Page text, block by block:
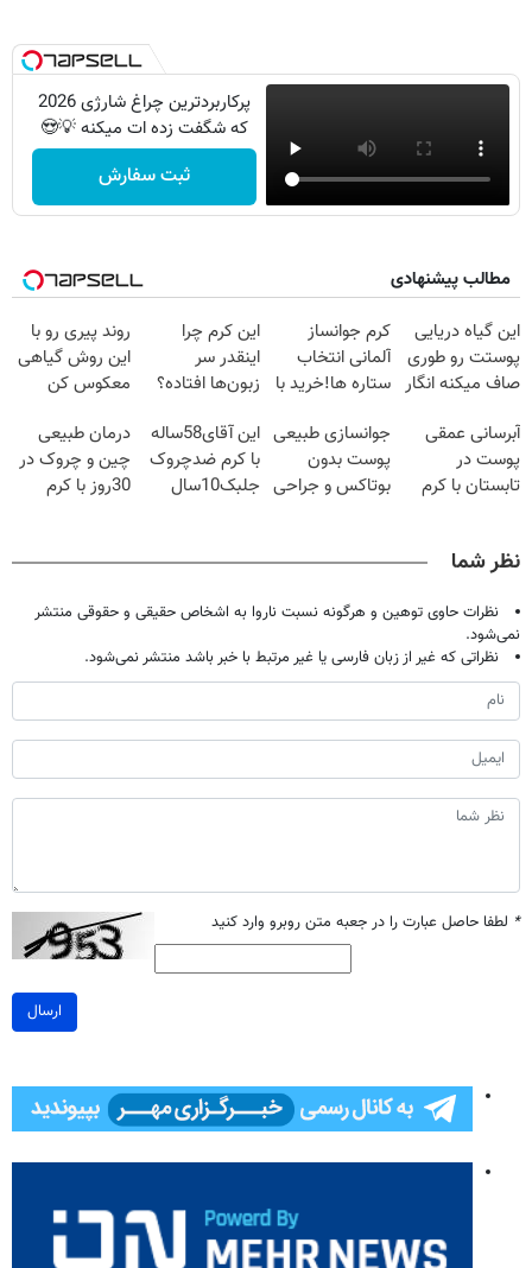
پرکاربردترین چراغ شارژی 2026
که شگفت زده ات میکنه 💡😍
ثبت سفارش
مطالب پیشنهادی
این گیاه دریایی
پوستت رو طوری
صاف میکنه انگار
شدی🔥
کرم جوانساز
آلمانی انتخاب
ستاره ها!خرید با
این کرم چرا
اینقدر سر
زبون‌ها افتاده؟
روند پیری رو با
این روش گیاهی
معکوس کن
آبرسانی عمقی
پوست در
تابستان با کرم
جوانسازی طبیعی
پوست بدون
بوتاکس و جراحی
این آقای58ساله
با کرم ضدچروک
جلبک10سال
تخفیف)
درمان طبیعی
چین و چروک در
30روز با کرم
نظر شما
نظرات حاوی توهین و هرگونه نسبت ناروا به اشخاص حقیقی و حقوقی منتشر
نمی‌شود.
نظراتی که غیر از زبان فارسی یا غیر مرتبط با خبر باشد منتشر نمی‌شود.
* لطفا حاصل عبارت را در جعبه متن روبرو وارد کنید
ارسال